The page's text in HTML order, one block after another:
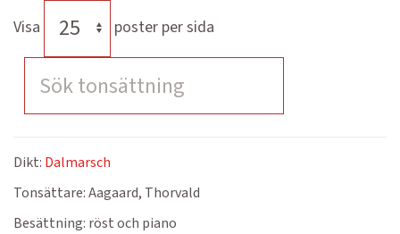
Visa poster per sida
Dikt: Dalmarsch
Tonsättare:Aagaard, Thorvald
Besättning: röst och piano